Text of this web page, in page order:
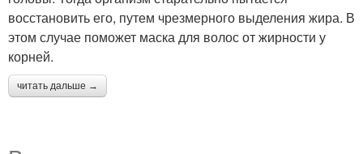
восстановить его, путем чрезмерного выделения жира. В
этом случае поможет маска для волос от жирности у
корней.
читать дальше →